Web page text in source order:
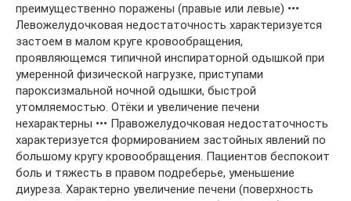
преимущественно поражены (правые или левые) •••
Левожелудочковая недостаточность характеризуется
застоем в малом круге кровообращения,
проявляющемся типичной инспираторной одышкой при
умеренной физической нагрузке, приступами
пароксизмальной ночной одышки, быстрой
утомляемостью. Отёки и увеличение печени
нехарактерны ••• Правожелудочковая недостаточность
характеризуется формированием застойных явлений по
большому кругу кровообращения. Пациентов беспокоит
боль и тяжесть в правом подреберье, уменьшение
диуреза. Характерно увеличение печени (поверхность